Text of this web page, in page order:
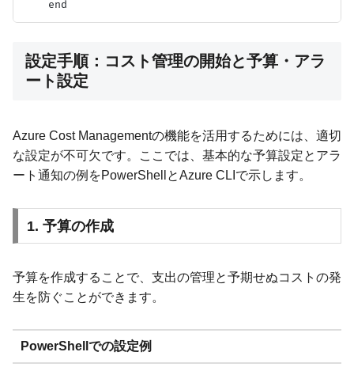
設定手順：コスト管理の開始と予算・アラ
ート設定
Azure Cost Managementの機能を活用するためには、適切
な設定が不可欠です。ここでは、基本的な予算設定とアラ
ート通知の例をPowerShellとAzure CLIで示します。
1. 予算の作成
予算を作成することで、支出の管理と予期せぬコストの発
生を防ぐことができます。
PowerShellでの設定例